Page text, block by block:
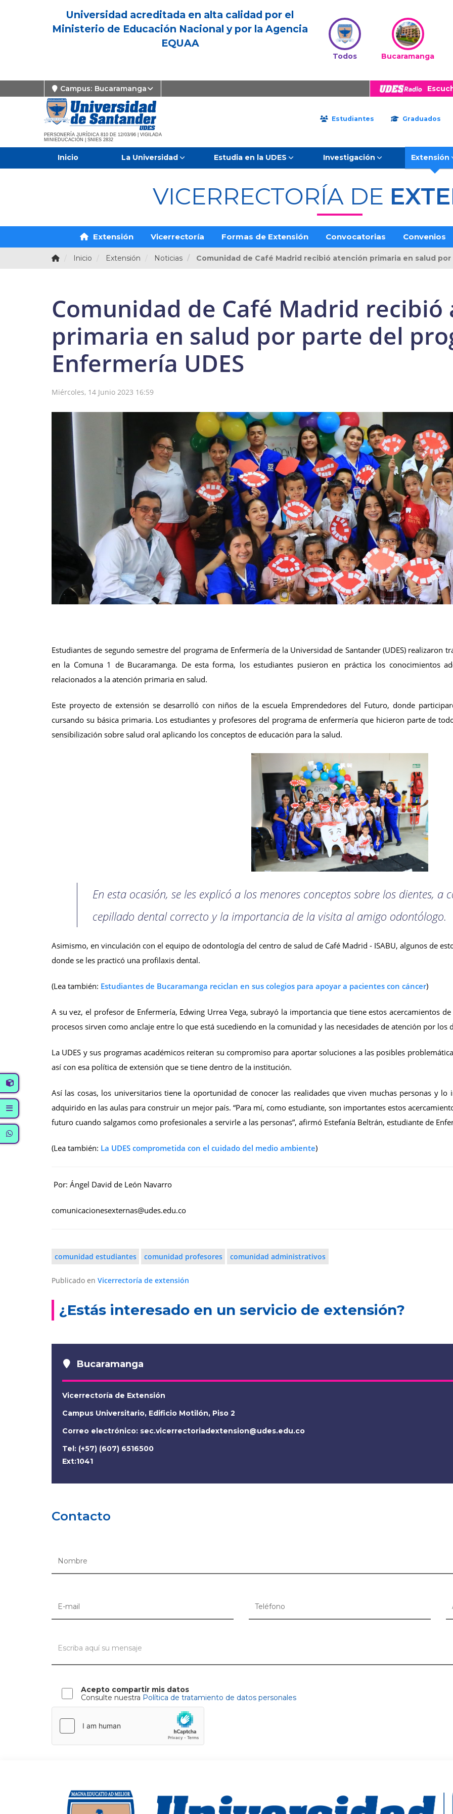
Universidad acreditada en alta calidad por el
Ministerio de Educación Nacional y por la Agencia
EQUAA
Todos Bucaramanga
Campus: Bucaramanga
PERSONERÍA JURÍDICA 810 DE 12/03/96 | VIGILADA
MINIEDUCACIÓN | SNIES 2832
Estudiantes Graduados
Inicio La Universidad Estudia en la UDES Investigación Extensión
VICERRECTORÍA DE
Extensión Vicerrectoría Formas de Extensión Convocatorias Convenios
Inicio Extensión Noticias Comunidad de Café Madrid recibió atención primaria en salud
Comunidad de Café Madrid recibió
primaria en salud por parte del
Enfermería UDES
Miércoles, 14 Junio 2023 16:59
Estudiantes de segundo semestre del programa de Enfermería de la Universidad de Santander (UDES) realizaron
en la Comuna 1 de Bucaramanga. De esta forma, los estudiantes pusieron en práctica los conocimientos
relacionados a la atención primaria en salud.
Este proyecto de extensión se desarrolló con niños de la escuela Emprendedores del Futuro, donde
cursando su básica primaria. Los estudiantes y profesores del programa de enfermería que hicieron parte de
sensibilización sobre salud oral aplicando los conceptos de educación para la salud.
En esta ocasión, se les explicó a los menores conceptos sobre los dientes, a
cepillado dental correcto y la importancia de la visita al amigo odontólogo.
Asimismo, en vinculación con el equipo de odontología del centro de salud de Café Madrid - ISABU, algunos de
donde se les practicó una profilaxis dental.
(Lea también: Estudiantes de Bucaramanga reciclan en sus colegios para apoyar a pacientes con cáncer)
A su vez, el profesor de Enfermería, Edwing Urrea Vega, subrayó la importancia que tiene estos acercamientos
procesos sirven como anclaje entre lo que está sucediendo en la comunidad y las necesidades de atención por los
La UDES y sus programas académicos reiteran su compromiso para aportar soluciones a las posibles
así con esa política de extensión que se tiene dentro de la institución.
Así las cosas, los universitarios tiene la oportunidad de conocer las realidades que viven muchas personas y
adquirido en las aulas para construir un mejor país. “Para mí, como estudiante, son importantes estos
futuro cuando salgamos como profesionales a servirle a las personas”, afirmó Estefanía Beltrán, estudiante de
(Lea también: La UDES comprometida con el cuidado del medio ambiente)
Por: Ángel David de León Navarro
comunicacionesexternas@udes.edu.co
comunidad estudiantes comunidad profesores comunidad administrativos
Publicado en Vicerrectoría de extensión
¿Estás interesado en un servicio de extensión?
Bucaramanga
Vicerrectoría de Extensión
Campus Universitario, Edificio Motilón, Piso 2
Correo electrónico: sec.vicerrectoriadextension@udes.edu.co
Tel: (+57) (607) 6516500
Ext:1041
Contacto
Acepto compartir mis datos
Consulte nuestra Política de tratamiento de datos personales